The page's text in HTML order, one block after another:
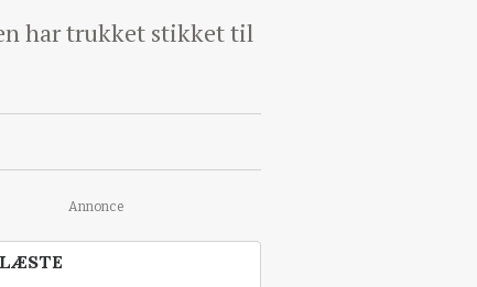
har trukket stikket til
Annonce